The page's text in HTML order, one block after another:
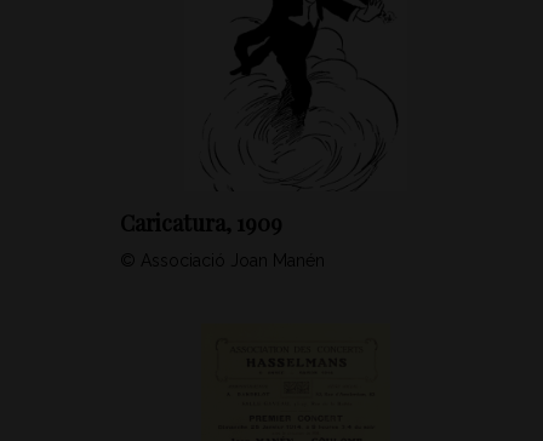
Caricatura, 1909
© Associació Joan Manén